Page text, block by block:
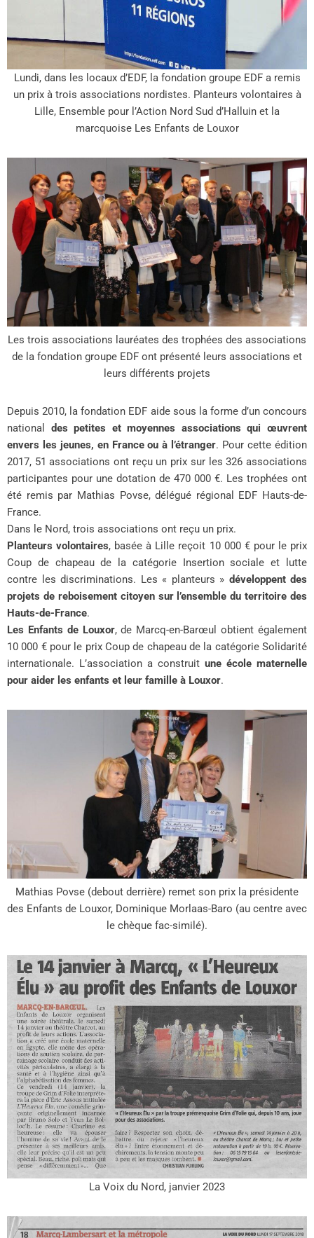
Lundi, dans les locaux d’EDF, la fondation groupe EDF a remis
un prix à trois associations nordistes. Planteurs volontaires à
Lille, Ensemble pour l’Action Nord Sud d’Halluin et la
marcquoise Les Enfants de Louxor
Les trois associations lauréates des trophées des associations
de la fondation groupe EDF ont présenté leurs associations et
leurs différents projets
Depuis 2010, la fondation EDF aide sous la forme d’un concours
national des petites et moyennes associations qui œuvrent
envers les jeunes, en France ou à l’étranger. Pour cette édition
2017, 51 associations ont reçu un prix sur les 326 associations
participantes pour une dotation de 470 000 €. Les trophées ont
été remis par Mathias Povse, délégué régional EDF Hauts-de-
France.
Dans le Nord, trois associations ont reçu un prix.
Planteurs volontaires, basée à Lille reçoit 10 000 € pour le prix
Coup de chapeau de la catégorie Insertion sociale et lutte
contre les discriminations. Les « planteurs » développent des
projets de reboisement citoyen sur l’ensemble du territoire des
Hauts-de-France.
Les Enfants de Louxor, de Marcq-en-Barœul obtient également
10 000 € pour le prix Coup de chapeau de la catégorie Solidarité
internationale. L’association a construit une école maternelle
pour aider les enfants et leur famille à Louxor.
Mathias Povse (debout derrière) remet son prix la présidente
des Enfants de Louxor, Dominique Morlaas-Baro (au centre avec
le chèque fac-similé).
La Voix du Nord, janvier 2023